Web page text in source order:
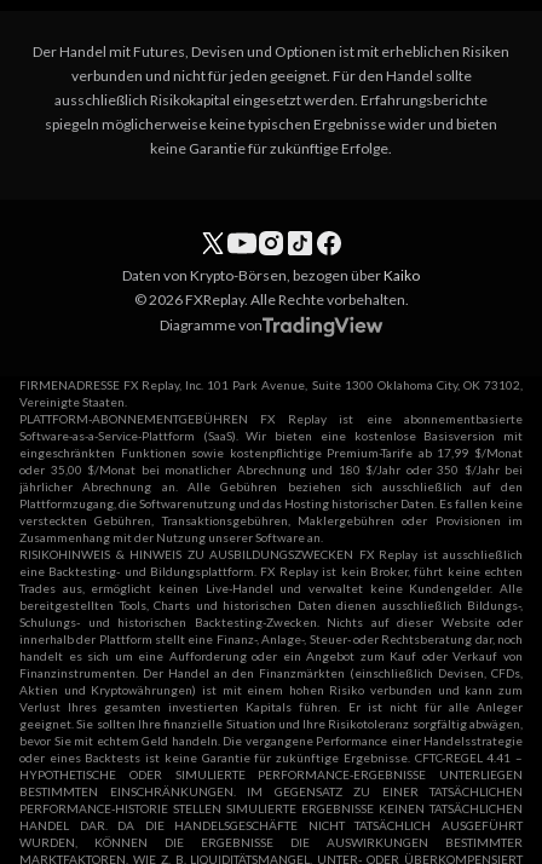
Der Handel mit Futures, Devisen und Optionen ist mit erheblichen Risiken
verbunden und nicht für jeden geeignet. Für den Handel sollte
ausschließlich Risikokapital eingesetzt werden. Erfahrungsberichte
spiegeln möglicherweise keine typischen Ergebnisse wider und bieten
keine Garantie für zukünftige Erfolge.
Daten von Krypto-Börsen, bezogen überKaiko
© 2026 FXReplay. Alle Rechte vorbehalten.
Diagramme von
FIRMENADRESSE FX Replay, Inc. 101 Park Avenue, Suite 1300 Oklahoma City, OK 73102,
Vereinigte Staaten.
PLATTFORM-ABONNEMENTGEBÜHREN FX Replay ist eine abonnementbasierte
Software-as-a-Service-Plattform (SaaS). Wir bieten eine kostenlose Basisversion mit
eingeschränkten Funktionen sowie kostenpflichtige Premium-Tarife ab 17,99 $/Monat
oder 35,00 $/Monat bei monatlicher Abrechnung und 180 $/Jahr oder 350 $/Jahr bei
jährlicher Abrechnung an. Alle Gebühren beziehen sich ausschließlich auf den
Plattformzugang, die Softwarenutzung und das Hosting historischer Daten. Es fallen keine
versteckten Gebühren, Transaktionsgebühren, Maklergebühren oder Provisionen im
Zusammenhang mit der Nutzung unserer Software an.
RISIKOHINWEIS & HINWEIS ZU AUSBILDUNGSZWECKEN FX Replay ist ausschließlich
eine Backtesting- und Bildungsplattform. FX Replay ist kein Broker, führt keine echten
Trades aus, ermöglicht keinen Live-Handel und verwaltet keine Kundengelder. Alle
bereitgestellten Tools, Charts und historischen Daten dienen ausschließlich Bildungs-,
Schulungs- und historischen Backtesting-Zwecken. Nichts auf dieser Website oder
innerhalb der Plattform stellt eine Finanz-, Anlage-, Steuer- oder Rechtsberatung dar, noch
handelt es sich um eine Aufforderung oder ein Angebot zum Kauf oder Verkauf von
Finanzinstrumenten. Der Handel an den Finanzmärkten (einschließlich Devisen, CFDs,
Aktien und Kryptowährungen) ist mit einem hohen Risiko verbunden und kann zum
Verlust Ihres gesamten investierten Kapitals führen. Er ist nicht für alle Anleger
geeignet. Sie sollten Ihre finanzielle Situation und Ihre Risikotoleranz sorgfältig abwägen,
bevor Sie mit echtem Geld handeln. Die vergangene Performance einer Handelsstrategie
oder eines Backtests ist keine Garantie für zukünftige Ergebnisse. CFTC-REGEL 4.41 –
HYPOTHETISCHE ODER SIMULIERTE PERFORMANCE-ERGEBNISSE UNTERLIEGEN
BESTIMMTEN EINSCHRÄNKUNGEN. IM GEGENSATZ ZU EINER TATSÄCHLICHEN
PERFORMANCE-HISTORIE STELLEN SIMULIERTE ERGEBNISSE KEINEN TATSÄCHLICHEN
HANDEL DAR. DA DIE HANDELSGESCHÄFTE NICHT TATSÄCHLICH AUSGEFÜHRT
WURDEN, KÖNNEN DIE ERGEBNISSE DIE AUSWIRKUNGEN BESTIMMTER
MARKTFAKTOREN, WIE Z. B. LIQUIDITÄTSMANGEL, UNTER- ODER ÜBERKOMPENSIERT